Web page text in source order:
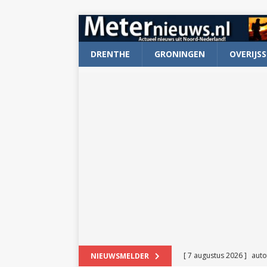
DRENTHE GRONINGEN
NIEUWSMELDER [ 7 augustus 2026 ]